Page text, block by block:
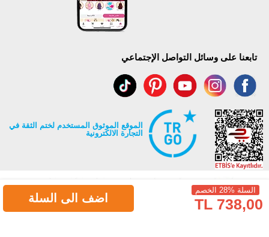
السلة %28 الخصم
738,00 TL اضف الى السلة
تابعنا على وسائل التواصل الإجتماعي
الموقع الموثوق المستخدم لختم الثقة في
التجارة الالكترونية
جميع حقوق Modaselvim محفوظة ©2026